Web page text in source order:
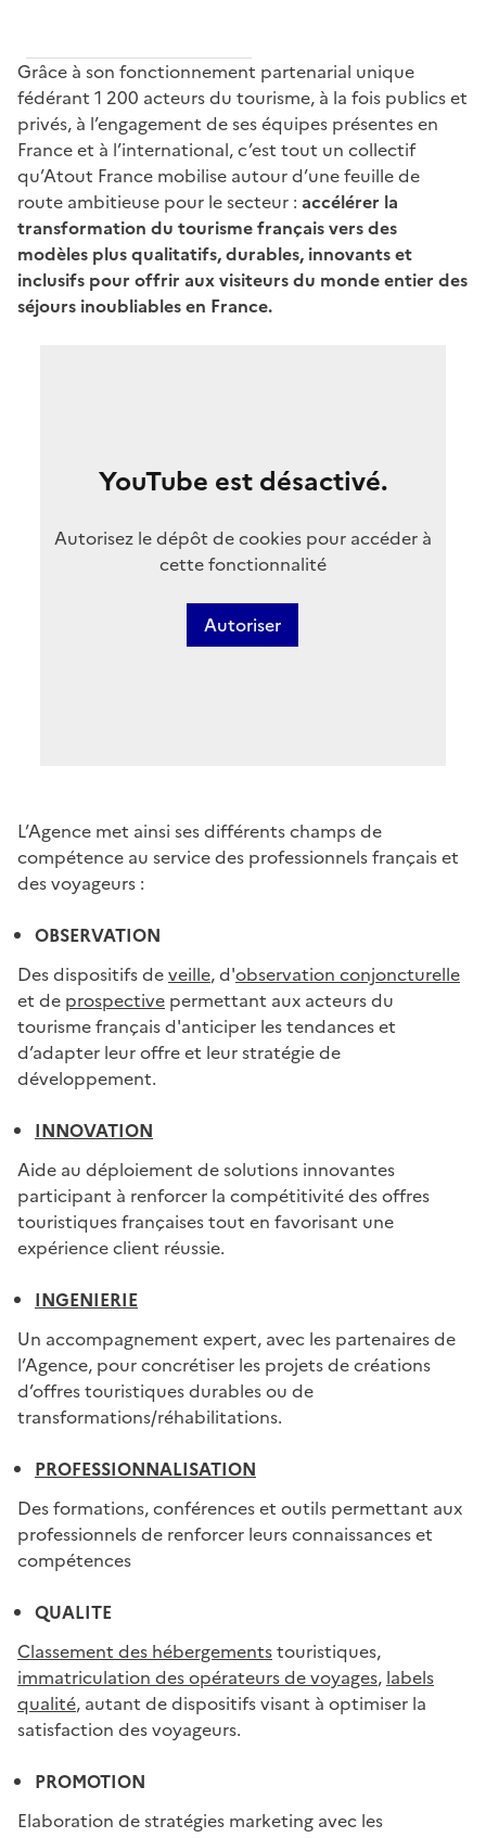
Grâce à son fonctionnement partenarial unique
fédérant 1 200 acteurs du tourisme, à la fois publics et
privés, à l’engagement de ses équipes présentes en
France et à l’international, c’est tout un collectif
qu’Atout France mobilise autour d’une feuille de
route ambitieuse pour le secteur : accélérer la
transformation du tourisme français vers des
modèles plus qualitatifs, durables, innovants et
inclusifs pour offrir aux visiteurs du monde entier des
séjours inoubliables en France.
YouTube est désactivé.
Autorisez le dépôt de cookies pour accéder à
cette fonctionnalité
Autoriser
L’Agence met ainsi ses différents champs de
compétence au service des professionnels français et
des voyageurs :
OBSERVATION
Des dispositifs deveille, d'observation conjoncturelle
et de prospective permettant aux acteurs du
tourisme français d'anticiper les tendances et
d’adapter leur offre et leur stratégie de
développement.
INNOVATION
Aide au déploiement de solutions innovantes
participant à renforcer la compétitivité des offres
touristiques françaises tout en favorisant une
expérience client réussie.
INGENIERIE
Un accompagnement expert, avec les partenaires de
l’Agence, pour concrétiser les projets de créations
d’offres touristiques durables ou de
transformations/réhabilitations.
PROFESSIONNALISATION
Des formations, conférences et outils permettant aux
professionnels de renforcer leurs connaissances et
compétences
QUALITE
Classement des hébergementstouristiques,
immatriculation des opérateurs de voyages, labels
qualité, autant de dispositifs visant à optimiser la
satisfaction des voyageurs.
PROMOTION
Elaboration de stratégies marketing avec les